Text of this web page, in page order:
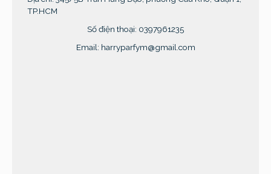
TP.HCM
Số điện thoại: 0397961235
Email: harryparfym@gmail.com